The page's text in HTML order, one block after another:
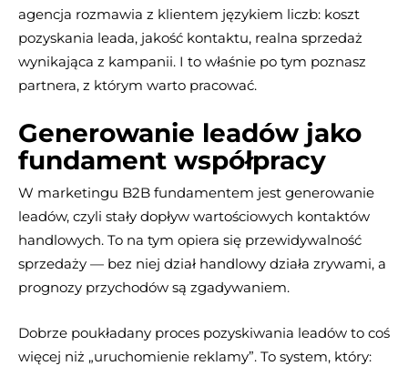
agencja rozmawia z klientem językiem liczb: koszt
pozyskania leada, jakość kontaktu, realna sprzedaż
wynikająca z kampanii. I to właśnie po tym poznasz
partnera, z którym warto pracować.
Generowanie leadów jako
fundament współpracy
W marketingu B2B fundamentem jest generowanie
leadów, czyli stały dopływ wartościowych kontaktów
handlowych. To na tym opiera się przewidywalność
sprzedaży — bez niej dział handlowy działa zrywami, a
prognozy przychodów są zgadywaniem.
Dobrze poukładany proces pozyskiwania leadów to coś
więcej niż „uruchomienie reklamy”. To system, który: